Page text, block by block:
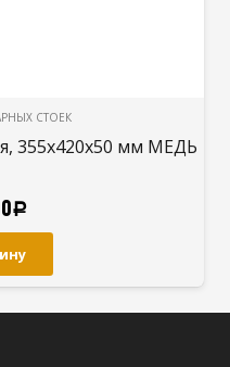
СТОЕК
355x420x50 мм МЕДЬ
Р